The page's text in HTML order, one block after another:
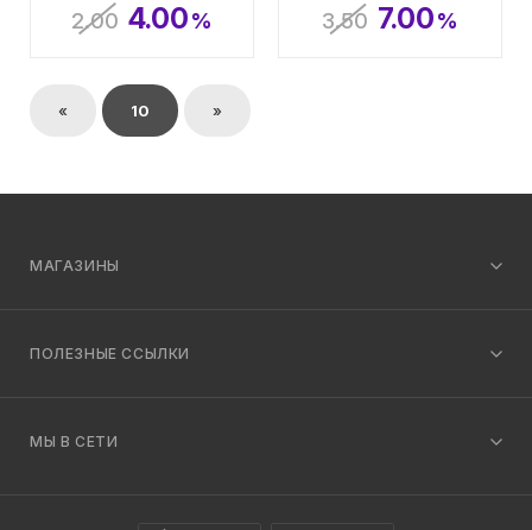
2.00 4.00% 3.50 7.00%
« 10 »
МАГАЗИНЫ
ПОЛЕЗНЫЕ ССЫЛКИ
МЫ В СЕТИ